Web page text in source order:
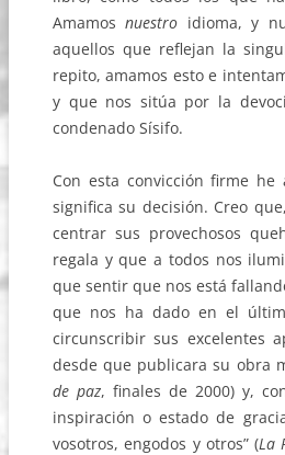
Amamosnuestro idioma, y
aquellos que reflejan la
repito, amamos esto e
y que nos sitúa por la
condenado Sísifo.
Con esta convicción firme
significa su decisión. Creo
centrar sus provechosos
regala y que a todos nos
que sentir que nos está
que nos ha dado en el
circunscribir sus excelentes
desde que publicara su obra
de paz, finales de 2000) y,
inspiración o estado de
vosotros, engodos y otros” (La